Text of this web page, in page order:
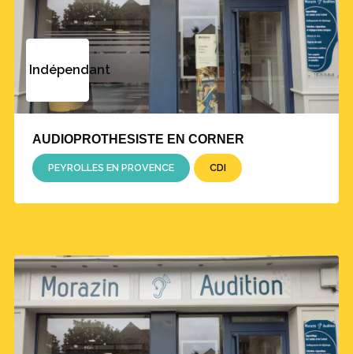
Indépendant
AUDIOPROTHESISTE EN CORNER
PEYROLLES EN PROVENCE CDI